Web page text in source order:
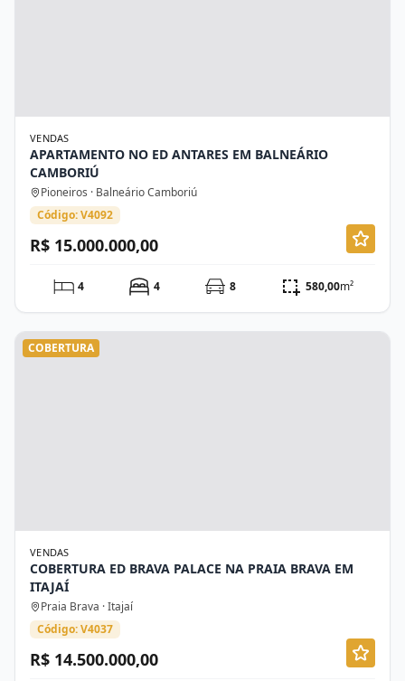
VENDAS
APARTAMENTO NO ED ANTARES EM BALNEÁRIO
CAMBORIÚ
Pioneiros · Balneário Camboriú
Código: V4092
R$ 15.000.000,00
4 4 8 580,00m²
COBERTURA
VENDAS
COBERTURA ED BRAVA PALACE NA PRAIA BRAVA EM
ITAJAÍ
Praia Brava · Itajaí
Código: V4037
R$ 14.500.000,00